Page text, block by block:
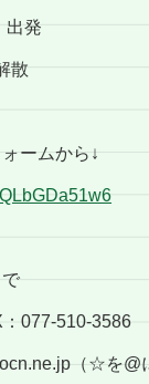
発
散
ームから↓
077-510-3586
（☆を@